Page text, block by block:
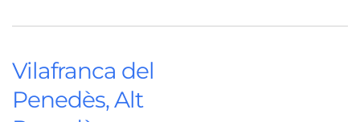
Vilafranca del
Penedès, Alt